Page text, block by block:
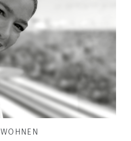
WOHNEN